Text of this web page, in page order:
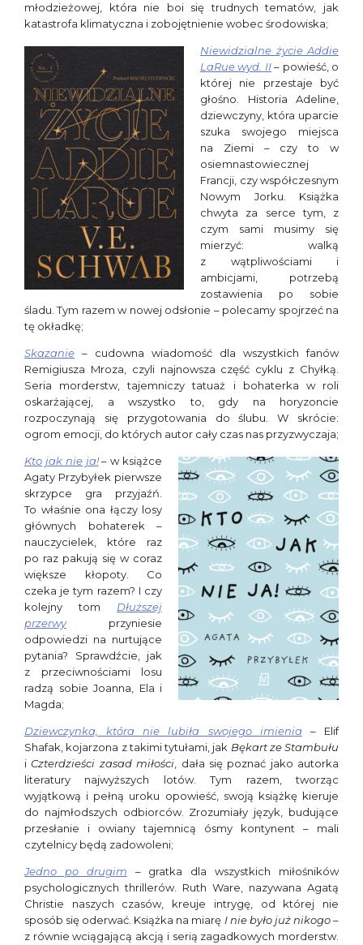
młodzieżowej, która nie boi się trudnych tematów, jak
katastrofa klimatyczna i zobojętnienie wobec środowiska;
Niewidzialne życie Addie
LaRue wyd. II– powieść, o
której nie przestaje być
głośno. Historia Adeline,
dziewczyny, która uparcie
szuka swojego miejsca
na Ziemi – czy to w
osiemnastowiecznej
Francji, czy współczesnym
Nowym Jorku. Książka
chwyta za serce tym, z
czym sami musimy się
mierzyć: walką
z wątpliwościami i
ambicjami, potrzebą
zostawienia po sobie
śladu. Tym razem w nowej odsłonie – polecamy spojrzeć na
tę okładkę;
Skazanie – cudowna wiadomość dla wszystkich fanów
Remigiusza Mroza, czyli najnowsza część cyklu z Chyłką.
Seria morderstw, tajemniczy tatuaż i bohaterka w roli
oskarżającej, a wszystko to, gdy na horyzoncie
rozpoczynają się przygotowania do ślubu. W skrócie:
ogrom emocji, do których autor cały czas nas przyzwyczaja;
Kto jak nie ja!– w książce
Agaty Przybyłek pierwsze
skrzypce gra przyjaźń.
To właśnie ona łączy losy
głównych bohaterek –
nauczycielek, które raz
po raz pakują się w coraz
większe kłopoty. Co
czeka je tym razem? I czy
kolejny tom Dłuższej
przerwyprzyniesie
odpowiedzi na nurtujące
pytania? Sprawdźcie, jak
z przeciwnościami losu
radzą sobie Joanna, Ela i
Magda;
Dziewczynka, która nie lubiła swojego imienia – Elif
Shafak, kojarzona z takimi tytułami, jak Bękart ze Stambułu
iCzterdzieści zasad miłości, dała się poznać jako autorka
literatury najwyższych lotów. Tym razem, tworząc
wyjątkową i pełną uroku opowieść, swoją książkę kieruje
do najmłodszych odbiorców. Zrozumiały język, budujące
przesłanie i owiany tajemnicą ósmy kontynent – mali
czytelnicy będą zadowoleni;
Jedno po drugim – gratka dla wszystkich miłośników
psychologicznych thrillerów. Ruth Ware, nazywana Agatą
Christie naszych czasów, kreuje intrygę, od której nie
sposób się oderwać. Książka na miarę I nie było już nikogo–
z równie wciągającą akcją i serią zagadkowych morderstw.